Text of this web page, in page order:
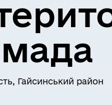
Телефони екстрених
комунальних
Гайсинський район